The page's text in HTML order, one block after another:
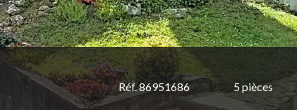
Réf. 86951686 5 pièces